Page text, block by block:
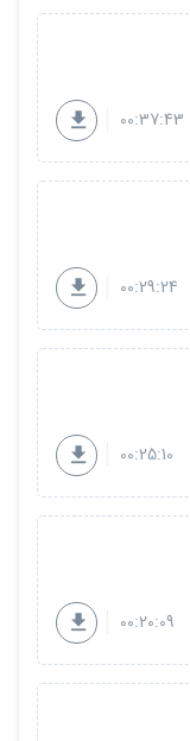
00:37:43
00:29:24
00:25:10
00:20:09